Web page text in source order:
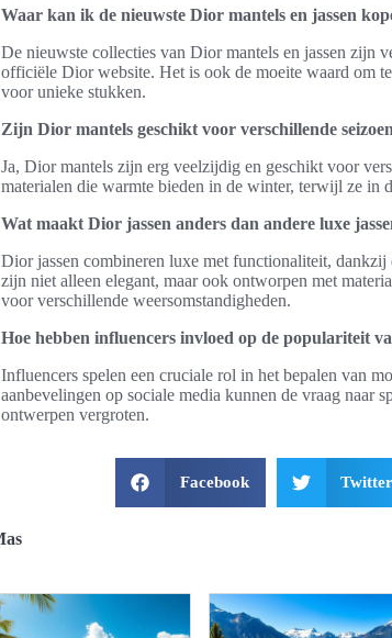
Waar kan ik de nieuwste Dior mantels en jassen
De nieuwste collecties van Dior mantels en jassen zijn
officiële Dior website. Het is ook de moeite waard om
voor unieke stukken.
Zijn Dior mantels geschikt voor verschillende
Ja, Dior mantels zijn erg veelzijdig en geschikt voor
materialen die warmte bieden in de winter, terwijl ze in
Wat maakt Dior jassen anders dan andere luxe
Dior jassen combineren luxe met functionaliteit,
zijn niet alleen elegant, maar ook ontworpen met
voor verschillende weersomstandigheden.
Hoe hebben influencers invloed op de populariteit
Influencers spelen een cruciale rol in het bepalen van
aanbevelingen op sociale media kunnen de vraag naar
ontwerpen vergroten.
Facebook Twitter